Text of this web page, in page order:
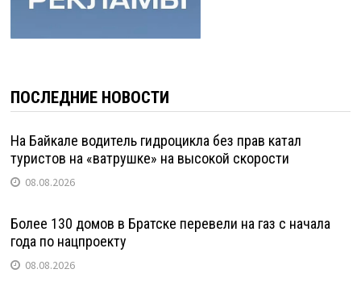
ПОСЛЕДНИЕ НОВОСТИ
На Байкале водитель гидроцикла без прав катал
туристов на «ватрушке» на высокой скорости
08.08.2026
Более 130 домов в Братске перевели на газ с начала
года по нацпроекту
08.08.2026